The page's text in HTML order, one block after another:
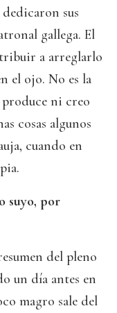
sus
gallega. El
a arreglarlo
el ojo. No es la
produce ni creo
cosas algunos
cuando en
suyo, por
del pleno
un día antes en
magro sale del